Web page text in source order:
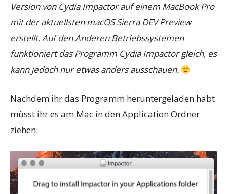
Version von Cydia Impactor auf einem MacBook Pro
mit der aktuellsten macOS Sierra DEV Preview
erstellt. Auf den Anderen Betriebssystemen
funktioniert das Programm Cydia Impactor gleich, es
kann jedoch nur etwas anders ausschauen.
Nachdem ihr das Programm heruntergeladen habt
müsst ihr es am Mac in den Application Ordner
ziehen: